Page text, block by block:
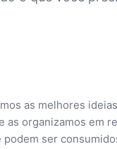
as melhores
as organizamos em
ser